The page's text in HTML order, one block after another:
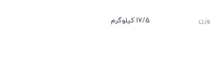
وزن 17/5 کیلوگرم